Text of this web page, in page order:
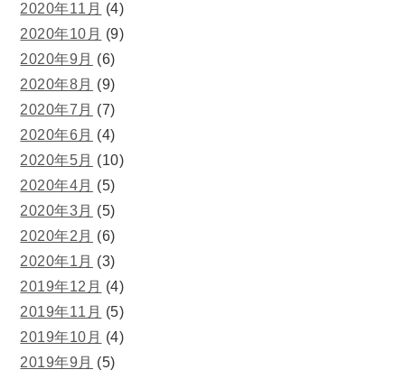
2020年11月 (4)
2020年10月 (9)
2020年9月 (6)
2020年8月 (9)
2020年7月 (7)
2020年6月 (4)
2020年5月 (10)
2020年4月 (5)
2020年3月 (5)
2020年2月 (6)
2020年1月 (3)
2019年12月 (4)
2019年11月 (5)
2019年10月 (4)
2019年9月 (5)